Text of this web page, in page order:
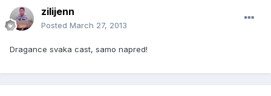
zilijenn
Posted March 27, 2013
Dragance svaka cast, samo napred!